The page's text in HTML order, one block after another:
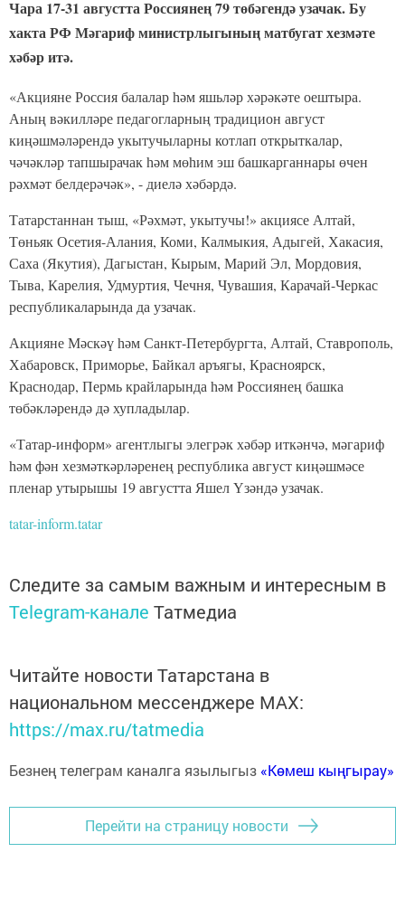
Чара 17-31 августта Россиянең 79 төбәгендә узачак. Бу
хакта РФ Мәгариф министрлыгының матбугат хезмәте
хәбәр итә.
«Акцияне Россия балалар һәм яшьләр хәрәкәте оештыра.
Аның вәкилләре педагогларның традицион август
киңәшмәләрендә укытучыларны котлап открыткалар,
чәчәкләр тапшырачак һәм мөһим эш башкарганнары өчен
рәхмәт белдерәчәк», - диелә хәбәрдә.
Татарстаннан тыш, «Рәхмәт, укытучы!» акциясе Алтай,
Төньяк Осетия-Алания, Коми, Калмыкия, Адыгей, Хакасия,
Саха (Якутия), Дагыстан, Кырым, Марий Эл, Мордовия,
Тыва, Карелия, Удмуртия, Чечня, Чувашия, Карачай-Черкас
республикаларында да узачак.
Акцияне Мәскәү һәм Санкт-Петербургта, Алтай, Ставрополь,
Хабаровск, Приморье, Байкал аръягы, Красноярск,
Краснодар, Пермь крайларында һәм Россиянең башка
төбәкләрендә дә хупладылар.
«Татар-информ» агентлыгы элегрәк хәбәр иткәнчә, мәгариф
һәм фән хезмәткәрләренең республика август киңәшмәсе
пленар утырышы 19 августта Яшел Үзәндә узачак.
tatar-inform.tatar
Следите за самым важным и интересным в
Telegram-канале Татмедиа
Читайте новости Татарстана в
национальном мессенджере MАХ:
https://max.ru/tatmedia
Безнең телеграм каналга язылыгыз «Көмеш кыңгырау»
Перейти на страницу новости